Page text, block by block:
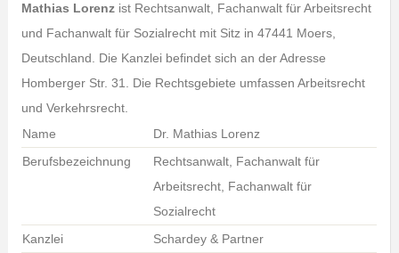
Mathias Lorenzist Rechtsanwalt, Fachanwalt für Arbeitsrecht
und Fachanwalt für Sozialrecht mit Sitz in 47441 Moers,
Deutschland. Die Kanzlei befindet sich an der Adresse
Homberger Str. 31. Die Rechtsgebiete umfassen Arbeitsrecht
und Verkehrsrecht.
Name
Dr. Mathias Lorenz
Berufsbezeichnung
Rechtsanwalt, Fachanwalt für
Arbeitsrecht, Fachanwalt für
Sozialrecht
Kanzlei
Schardey & Partner